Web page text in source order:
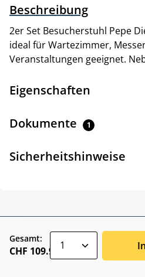
Beschreibung
2er Set Besucherstuhl Pepe
ideal für Wartezimmer,
Veranstaltungen geeignet.
Eigenschaften
Dokumente 1
Sicherheitshinweise
Gesamt:
CHF 109.90